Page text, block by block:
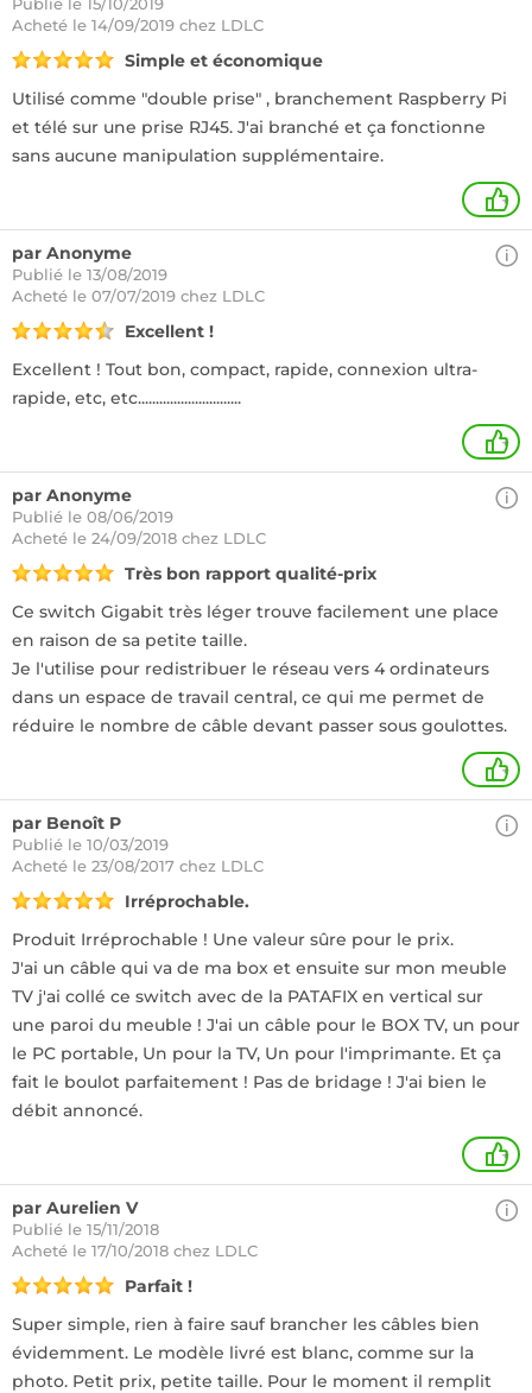
Acheté le 14/09/2019 chez LDLC
Simple et économique
Utilisé comme "double prise" , branchement Raspberry Pi
et télé sur une prise RJ45. J'ai branché et ça fonctionne
sans aucune manipulation supplémentaire.
+
par Anonyme
Publié le 13/08/2019
Acheté le 07/07/2019 chez LDLC
Excellent !
Excellent ! Tout bon, compact, rapide, connexion ultra-
rapide, etc, etc.............................
+
par Anonyme
Publié le 08/06/2019
Acheté le 24/09/2018 chez LDLC
Très bon rapport qualité-prix
Ce switch Gigabit très léger trouve facilement une place
en raison de sa petite taille.
Je l'utilise pour redistribuer le réseau vers 4 ordinateurs
dans un espace de travail central, ce qui me permet de
réduire le nombre de câble devant passer sous goulottes.
+
par Benoît P
Publié le 10/03/2019
Acheté le 23/08/2017 chez LDLC
Irréprochable.
Produit Irréprochable ! Une valeur sûre pour le prix.
J'ai un câble qui va de ma box et ensuite sur mon meuble
TV j'ai collé ce switch avec de la PATAFIX en vertical sur
une paroi du meuble ! J'ai un câble pour le BOX TV, un pour
le PC portable, Un pour la TV, Un pour l'imprimante. Et ça
fait le boulot parfaitement ! Pas de bridage ! J'ai bien le
débit annoncé.
+
par Aurelien V
Publié le 15/11/2018
Acheté le 17/10/2018 chez LDLC
Parfait !
Super simple, rien à faire sauf brancher les câbles bien
évidemment. Le modèle livré est blanc, comme sur la
photo. Petit prix, petite taille. Pour le moment il remplit